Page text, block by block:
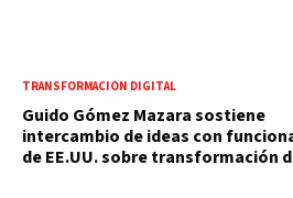
TRANSFORMACIÓN DIGITAL
Guido Gómez Mazara sostiene
intercambio de ideas con
de EE.UU. sobre transformación